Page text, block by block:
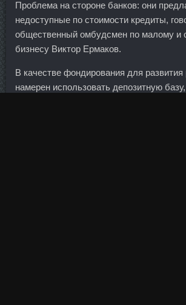
Проблема на стороне банков: они
недоступные по стоимости кредиты,
общественный омбудсмен по малому и
бизнесу Виктор Ермаков.
В качестве фондирования для
намерен использовать депозитную